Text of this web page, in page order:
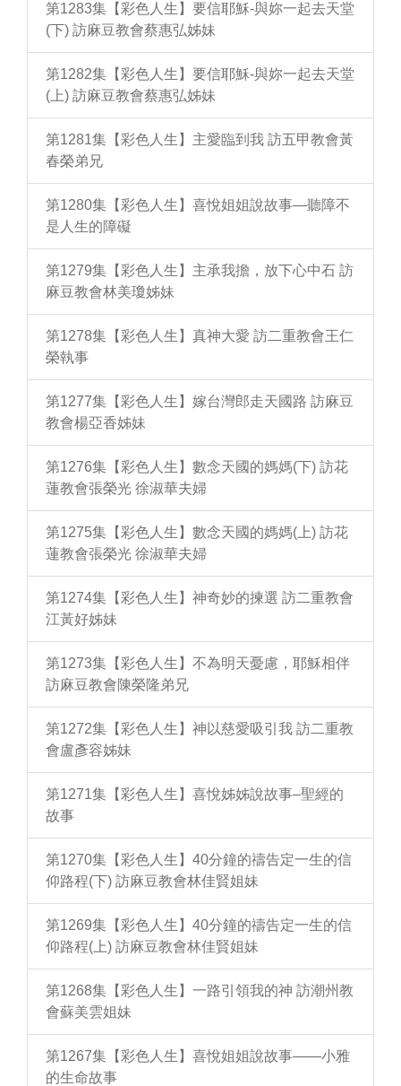
第1283集【彩色人生】要信耶穌-與妳一起去天堂
(下) 訪麻豆教會蔡惠弘姊妹
第1282集【彩色人生】要信耶穌-與妳一起去天堂
(上) 訪麻豆教會蔡惠弘姊妹
第1281集【彩色人生】主愛臨到我 訪五甲教會黃
春榮弟兄
第1280集【彩色人生】喜悅姐姐說故事—聽障不
是人生的障礙
第1279集【彩色人生】主承我擔，放下心中石 訪
麻豆教會林美瓊姊妹
第1278集【彩色人生】真神大愛 訪二重教會王仁
榮執事
第1277集【彩色人生】嫁台灣郎走天國路 訪麻豆
教會楊亞香姊妹
第1276集【彩色人生】數念天國的媽媽(下) 訪花
蓮教會張榮光 徐淑華夫婦
第1275集【彩色人生】數念天國的媽媽(上) 訪花
蓮教會張榮光 徐淑華夫婦
第1274集【彩色人生】神奇妙的揀選 訪二重教會
江黃好姊妹
第1273集【彩色人生】不為明天憂慮，耶穌相伴
訪麻豆教會陳榮隆弟兄
第1272集【彩色人生】神以慈愛吸引我 訪二重教
會盧彥容姊妹
第1271集【彩色人生】喜悅姊姊說故事–聖經的
故事
第1270集【彩色人生】40分鐘的禱告定一生的信
仰路程(下) 訪麻豆教會林佳賢姐妹
第1269集【彩色人生】40分鐘的禱告定一生的信
仰路程(上) 訪麻豆教會林佳賢姐妹
第1268集【彩色人生】一路引領我的神 訪潮州教
會蘇美雲姐妹
第1267集【彩色人生】喜悅姐姐說故事——小雅
的生命故事